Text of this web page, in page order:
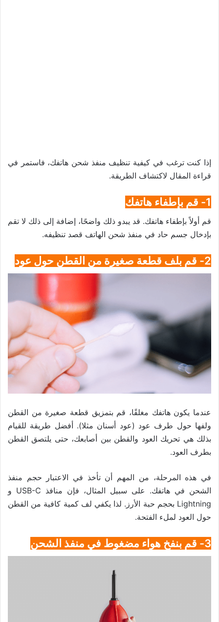
إذا كنت ترغب في كيفية تنظيف منفذ شحن هاتفك، فاستمر في
قراءة المقال لاكتشاف الطريقة.
1- قم بإطفاء هاتفك
قم أولاً بإطفاء هاتفك. قد يبدو ذلك واضحًا، إضافة إلى ذلك لا تقم
بإدخال جسم حاد في منفذ شحن الهاتف قصد تنظيفه.
2- قم بلف قطعة صغيرة من القطن حول عود
عندما يكون هاتفك مغلقًا، قم بتمزيق قطعة صغيرة من القطن
ولفها حول طرف عود (عود أسنان مثلا). أفضل طريقة للقيام
بذلك هي تحريك العود والقطن بين أصابعك، حتى يلتصق القطن
بطرف العود.
في هذه المرحلة، من المهم أن تأخذ في الاعتبار حجم منفذ
الشحن في هاتفك. على سبيل المثال، فإن منافذ USB-C و
Lightning بحجم حبة الأرز. لذا يكفي لف كمية كافية من القطن
حول العود لملء الفتحة.
3- قم بنفخ هواء مضغوط في منفذ الشحن